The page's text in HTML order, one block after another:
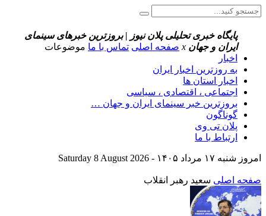
پایگاه خبری تحلیلی پلان نیوز | بروزترین خبرهای سینمای
ایران و جهان x صفحه اصلی تماس با ما موضوعات
اخبار
به روزترین اخبار ایران
اخبار استان ها
اجتماعی ، اقتصادی ، سیاسی
بروزترین خبر سینمای ایران و جهان …
گوناگون
پلان تی وی
ارتباط با ما
امروز شنبه ۱۷ مرداد ۱۴۰۵ - Saturday 8 August 2026
صفحه اصلی سعید رهبر انقلاب